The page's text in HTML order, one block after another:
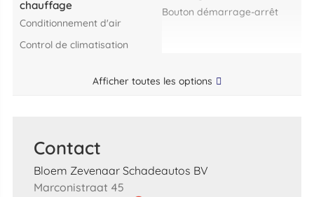
chauffage
Conditionnement d'air
control de climatisation
Bouton démarrage-arrêt
Afficher toutes les options
Contact
Bloem Zevenaar Schadeautos BV
Marconistraat 45